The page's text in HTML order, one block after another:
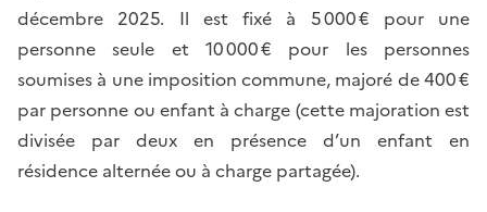
décembre 2025. Il est fixé à 5 000 € pour une
personne seule et 10 000 € pour les personnes
soumises à une imposition commune, majoré de 400 €
par personne ou enfant à charge (cette majoration est
divisée par deux en présence d’un enfant en
résidence alternée ou à charge partagée).